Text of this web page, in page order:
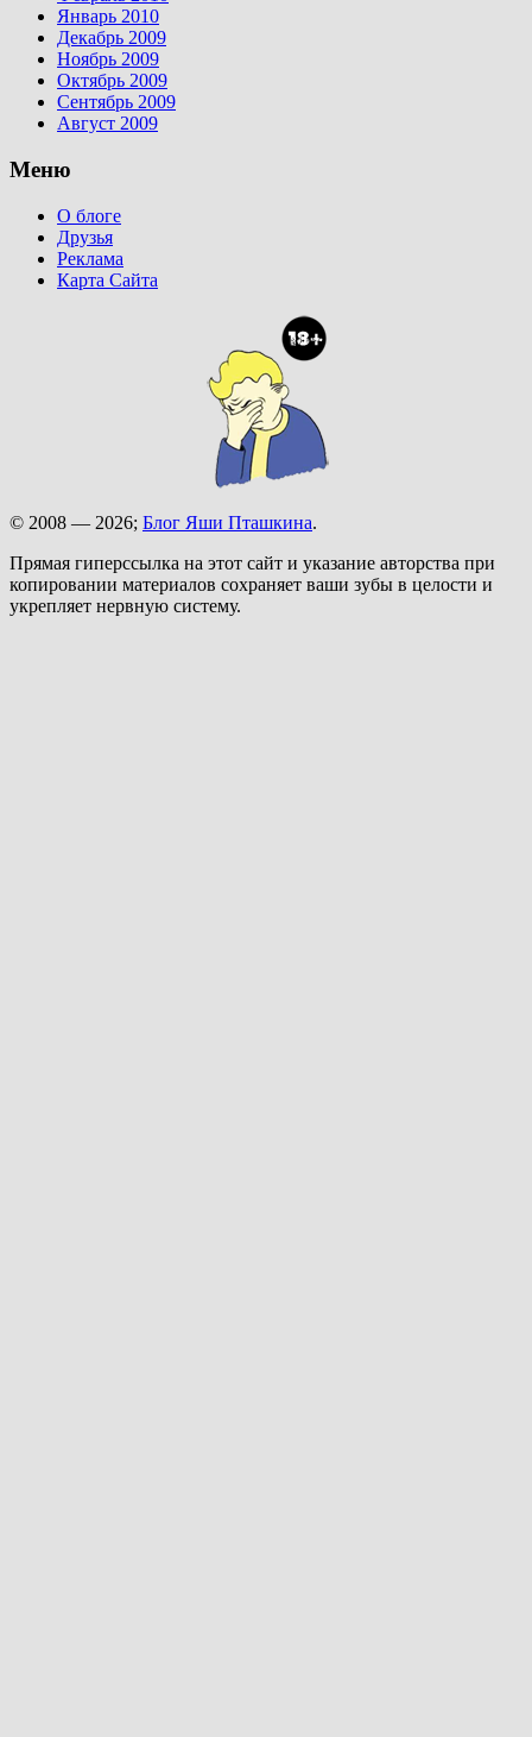
Январь 2010
Декабрь 2009
Ноябрь 2009
Октябрь 2009
Сентябрь 2009
Август 2009
Меню
О блоге
Друзья
Реклама
Карта Сайта
© 2008 — 2026; Блог Яши Пташкина.
Прямая гиперссылка на этот сайт и указание авторства при
копировании материалов сохраняет ваши зубы в целости и
укрепляет нервную систему.